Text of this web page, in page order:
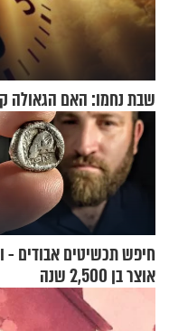
שבת נחמו: האם הגאולה
חיפש תכשיטים אבודים -
אוצר בן 2,500 שנה